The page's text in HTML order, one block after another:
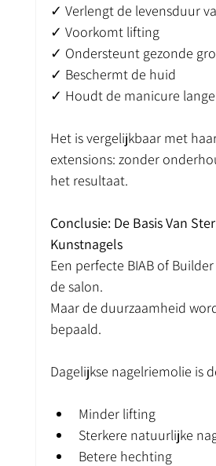
✓ Verlengt de levensduur
✓ Voorkomt lifting
✓ Ondersteunt gezonde
✓ Beschermt de huid
✓ Houdt de manicure
Het is vergelijkbaar met
extensions: zonder
het resultaat.
Conclusie: De Basis Van
Kunstnagels
Een perfecte BIAB of
de salon.
Maar de duurzaamheid
bepaald.
Dagelijkse nagelriemolie is
Minder lifting
Sterkere natuurlijke
Betere hechting